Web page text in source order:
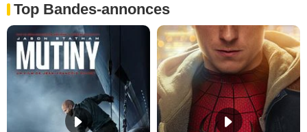
Top Bandes-annonces